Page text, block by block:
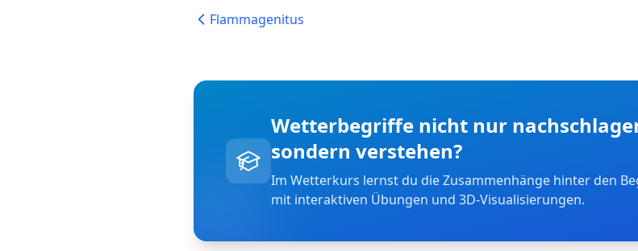
Flammagenitus
Wetterbegriffe nicht nur
sondern verstehen?
Im Wetterkurs lernst du die Zusammenhänge hinter den
mit interaktiven Übungen und 3D-Visualisierungen.